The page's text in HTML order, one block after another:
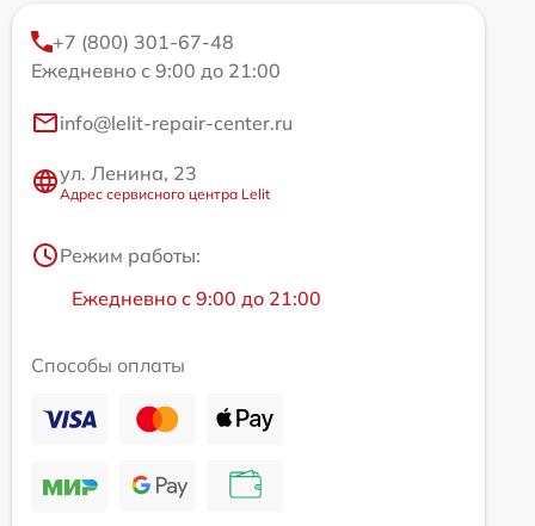
+7 (800) 301-67-48
Ежедневно с 9:00 до 21:00
info@lelit-repair-center.ru
ул. Ленина, 23
Адрес сервисного центра Lelit
Режим работы:
Ежедневно с 9:00 до 21:00
Способы оплаты